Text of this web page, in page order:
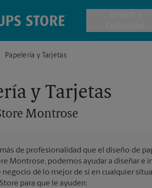
Envío
Papelería y Tarjetas
y Tarjetas
Montrose
de profesionalidad que el diseño de
Montrose, podemos ayudar a diseñar
negocio dé lo mejor de sí en cualquier
para que le ayuden: